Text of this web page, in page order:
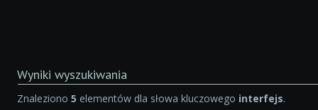
Wyniki wyszukiwania
Znaleziono5 elementów dla słowa kluczowego interfejs.